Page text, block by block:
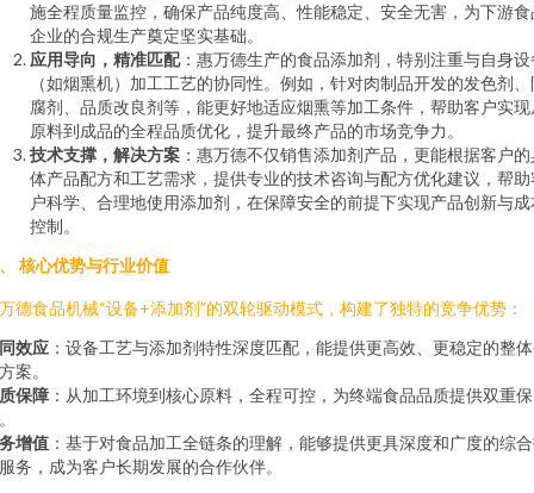
施全程质量监控，确保产品纯度高、性能稳定、安全无害，为下游食
企业的合规生产奠定坚实基础。
应用导向，精准匹配：惠万德生产的食品添加剂，特别注重与自身设
（如烟熏机）加工工艺的协同性。例如，针对肉制品开发的发色剂
腐剂、品质改良剂等，能更好地适应烟熏等加工条件，帮助客户实现
原料到成品的全程品质优化，提升最终产品的市场竞争力。
技术支撑，解决方案 ：惠万德不仅销售添加剂产品，更能根据客户
体产品配方和工艺需求，提供专业的技术咨询与配方优化建议，帮助
户科学、合理地使用添加剂，在保障安全的前提下实现产品创新与成
控制。
核心优势与行业价值
德食品机械“设备+添加剂”的双轮驱动模式，构建了独特的竞争优势：
效应 ：设备工艺与添加剂特性深度匹配，能提供更高效、更稳定的整
案。
保障 ：从加工环境到核心原料，全程可控，为终端食品品质提供双重保
增值 ：基于对食品加工全链条的理解，能够提供更具深度和广度的综
务，成为客户长期发展的合作伙伴。